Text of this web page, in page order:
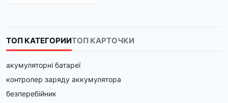
пристрої, які запускають двигун при
Пуско-зарядні пристрої – універсальні моделі,
заряджають акумулятор. Відмінно підходять для
гаражів, СТО та автопарків.
відновити заряд акумулятора та продовжити його
ТОП КАТЕГОРИИТОП КАРТОЧКИ
акумуляторні батареї
контролер заряду аккумулятора
безперебійник